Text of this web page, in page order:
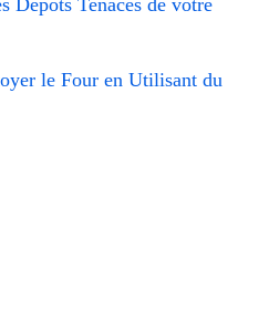
le Four en Utilisant du